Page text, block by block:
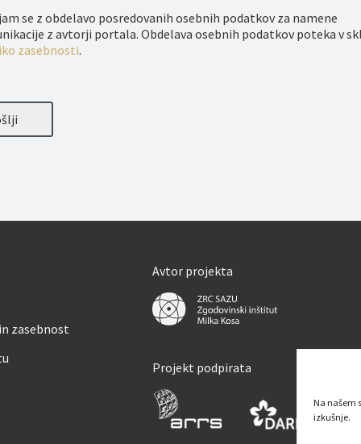
Na našem
izkušnje.
se z obdelavo posredovanih osebnih podatkov za namene
z avtorji portala. Obdelava osebnih podatkov poteka v
zasebnosti.
zasebnost
Avtor projekta
Projekt podpirata